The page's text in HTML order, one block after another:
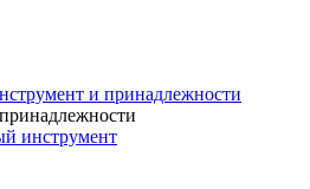
и принадлежности
инструмент